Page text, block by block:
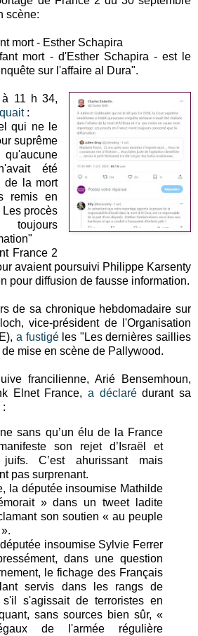
scène:
mort - Esther Schapira
mort - d'Esther Schapira - est le
sur l'affaire al Dura".
à 11 h 34,
:
qui ne le
suprême
été
de la mort
remis en
procès
France 2
avaient poursuivi Philippe Karsenty
pour diffusion de fausse information.
de sa chronique hebdomadaire sur
vice-président de l'Organisation
a fustigéles "Les dernières saillies
mise en scène de Pallywood.
francilienne, Arié Bensemhoun,
Elnet France, a déclarédurant sa
:
sans qu’un élu de la France
son rejet d’Israël et
C’est ahurissant mais
pas surprenant.
la députée insoumise Mathilde
» dans un tweet ladite
son soutien « au peuple
insoumise Sylvie Ferrer
dans une question
le fichage des Français
servis dans les rangs de
s'il s'agissait de terroristes en
sans sources bien sûr, «
de l'armée régulière